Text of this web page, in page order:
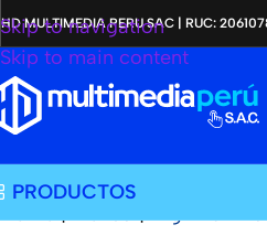
Skip to navigation
Skip to main content
HD MULTIMEDIA PERU SAC | RUC:
PRODUCTOS
Home | Tienda | High Full